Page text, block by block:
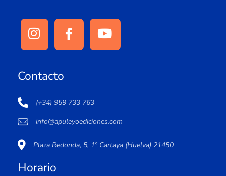
Contacto
(+34) 959 733 763
info@apuleyoediciones.com
Plaza Redonda, 5, 1º Cartaya (Huelva) 21450
Horario